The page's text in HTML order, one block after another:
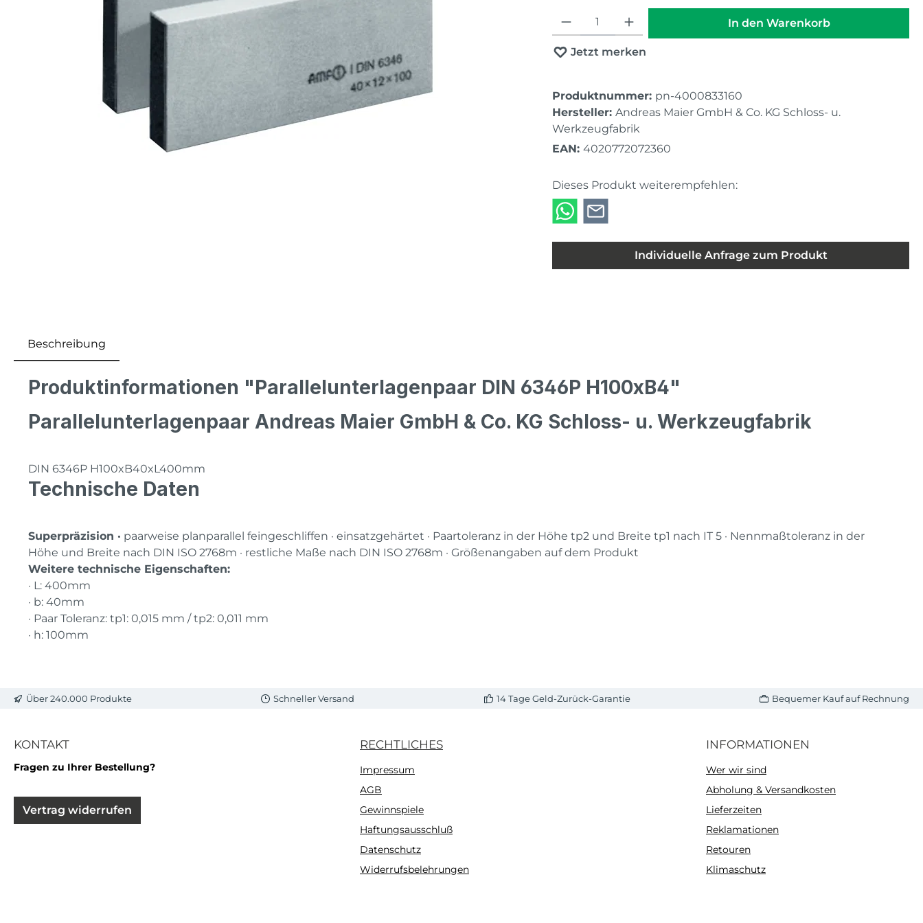
Produkt Anzahl: Gib den gewünschten Wert ein oder benutze die
In den Warenkorb
Jetzt merken
Produktnummer: pn-4000833160
Hersteller: Andreas Maier GmbH & Co. KG Schloss- u.
Werkzeugfabrik
EAN: 4020772072360
Dieses Produkt weiterempfehlen:
Individuelle Anfrage zum Produkt
Beschreibung
Produktinformationen "Parallelunterlagenpaar DIN 6346P H100xB4"
Parallelunterlagenpaar Andreas Maier GmbH & Co. KG Schloss- u. Werkzeugfabrik
DIN 6346P H100xB40xL400mm
Technische Daten
Superpräzision · paarweise planparallel feingeschliffen · einsatzgehärtet · Paartoleranz in der Höhe tp2 und Breite tp1 nach IT 5 · Nennmaßtoleranz in der
Höhe und Breite nach DIN ISO 2768m · restliche Maße nach DIN ISO 2768m · Größenangaben auf dem Produkt
Weitere technische Eigenschaften:
· L: 400mm
· b: 40mm
· Paar Toleranz: tp1: 0,015 mm / tp2: 0,011 mm
· h: 100mm
Über 240.000 Produkte Schneller Versand 14 Tage Geld-Zurück-Garantie Bequemer Kauf auf Rechnung
KONTAKT
Fragen zu Ihrer Bestellung?
Vertrag widerrufen
RECHTLICHES
Impressum
AGB
Gewinnspiele
Haftungsausschluß
Datenschutz
Widerrufsbelehrungen
INFORMATIONEN
Wer wir sind
Abholung & Versandkosten
Lieferzeiten
Reklamationen
Retouren
Klimaschutz